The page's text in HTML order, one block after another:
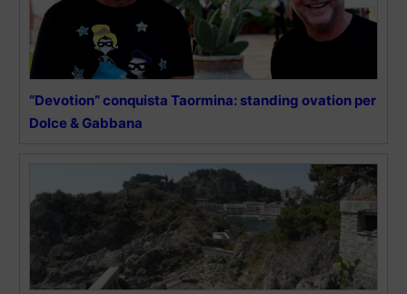
“Devotion” conquista Taormina: standing ovation per
Dolce & Gabbana